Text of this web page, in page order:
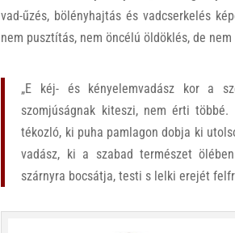
vad-űzés, bölényhajtás és vadcserkelés
nem pusztítás, nem öncélú öldöklés, de
„E kéj- és kényelemvadász kor a
szomjúságnak kiteszi, nem érti
tékozló, ki puha pamlagon dobja ki
vadász, ki a szabad természet
szárnyra bocsátja, testi s lelki erejét